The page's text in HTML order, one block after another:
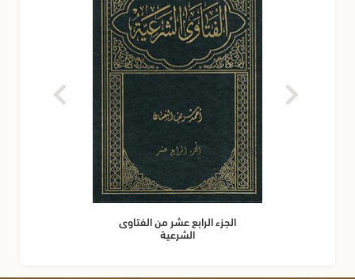
الجزء الرابع عشر من الفتاوى
الشرعية